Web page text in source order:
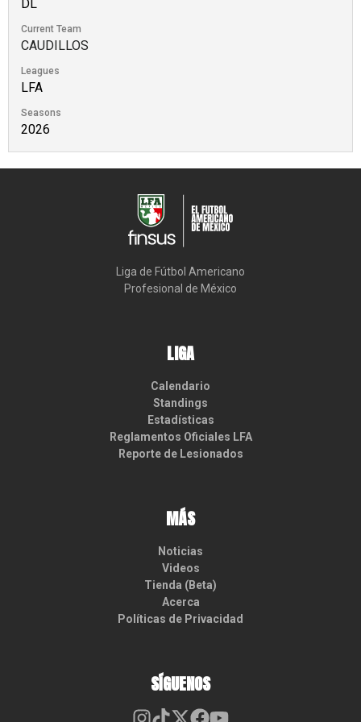
DL
Current Team
CAUDILLOS
Leagues
LFA
Seasons
2026
Liga de Fútbol Americano
Profesional de México
LIGA
Calendario
Standings
Estadísticas
Reglamentos Oficiales LFA
Reporte de Lesionados
MÁS
Noticias
Videos
Tienda (Beta)
Acerca
Políticas de Privacidad
SÍGUENOS